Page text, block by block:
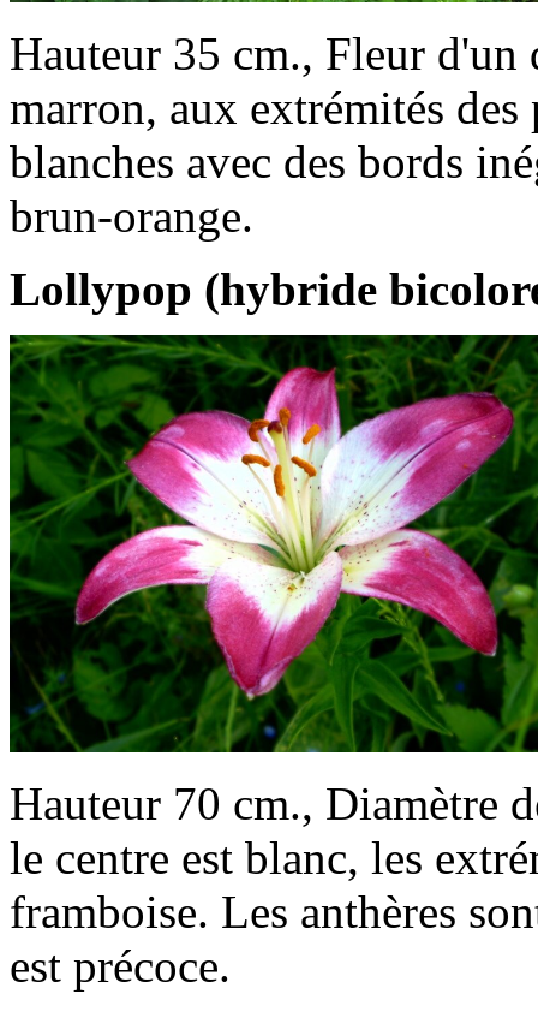
Hauteur 35 cm., Fleur d'un
marron, aux extrémités des
blanches avec des bords
brun-orange.
Lollypop (hybride
Hauteur 70 cm., Diamètre
le centre est blanc, les
framboise. Les anthères
est précoce.